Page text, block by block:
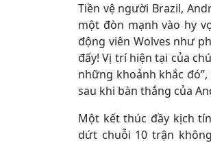
Tiền vệ người Brazil,
một đòn mạnh vào hy
động viên Wolves như
đấy! Vị trí hiện tại của
những khoảnh khắc
sau khi bàn thắng của
Một kết thúc đầy kịch
dứt chuỗi 10 trận